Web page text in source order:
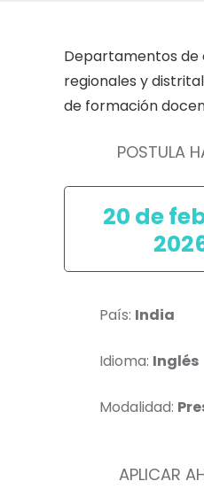
Departamentos de
regionales y
de formación
POSTULA
20 de
País: India
Idioma: Inglés
Modalidad:
APLICAR